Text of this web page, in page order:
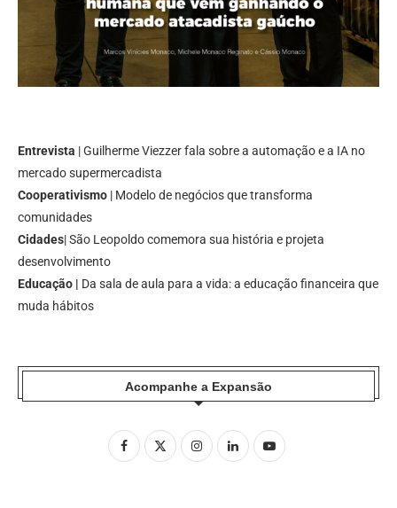
Entrevista | Guilherme Viezzer fala sobre a automação e a IA no
mercado supermercadista
Cooperativismo | Modelo de negócios que transforma
comunidades
Cidades| São Leopoldo comemora sua história e projeta
desenvolvimento
Educação | Da sala de aula para a vida: a educação financeira que
muda hábitos
Acompanhe a Expansão